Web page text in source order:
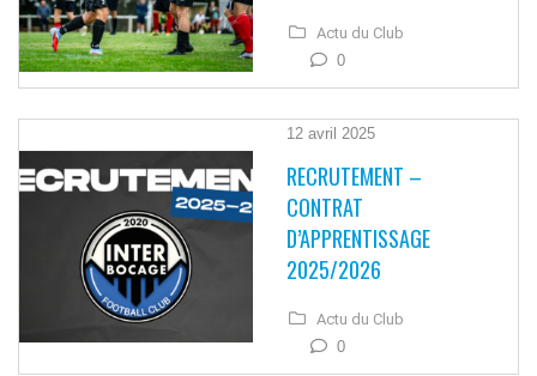
Actu du Club
0
12 avril 2025
RECRUTEMENT –
CONTRAT
D’APPRENTISSAGE
2025/2026
Actu du Club
0